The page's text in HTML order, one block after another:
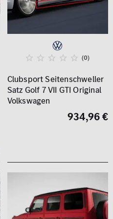
(0)
Clubsport Seitenschweller
Satz Golf 7 VII GTI Original
Volkswagen
934,96 €